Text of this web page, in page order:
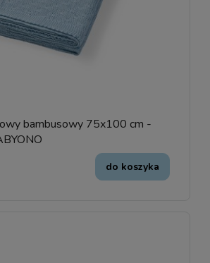
bambusowy 75x100 cm -
do koszyka